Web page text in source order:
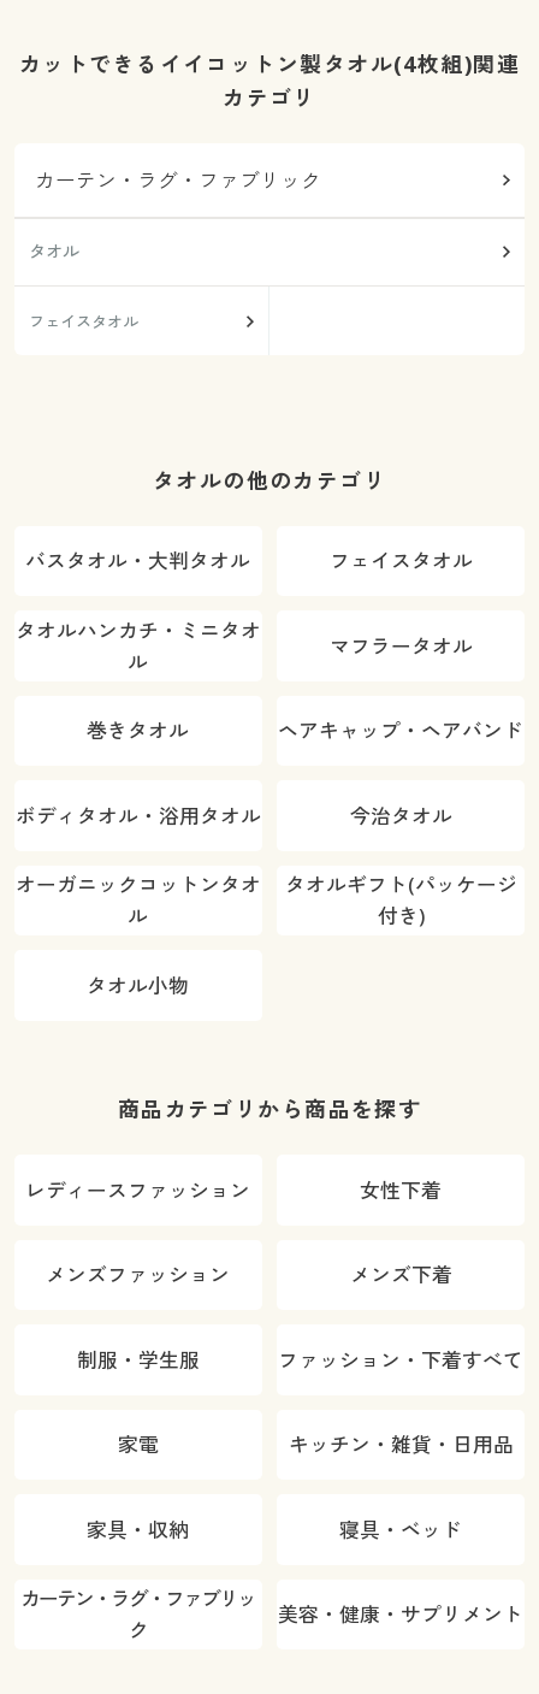
カットできるイイコットン製タオル(4枚組)関連
カテゴリ
カーテン・ラグ・ファブリック
タオル
フェイスタオル
タオルの他のカテゴリ
バスタオル・大判タオル フェイスタオル
タオルハンカチ・ミニタオ
ル
マフラータオル
巻きタオル ヘアキャップ・ヘアバンド
ボディタオル・浴用タオル 今治タオル
オーガニックコットンタオ
ル
タオルギフト(パッケージ
付き)
タオル小物
商品カテゴリから商品を探す
レディースファッション 女性下着
メンズファッション メンズ下着
制服・学生服 ファッション・下着すべて
家電 キッチン・雑貨・日用品
家具・収納 寝具・ベッド
カーテン・ラグ・ファブリッ
ク
美容・健康・サプリメント